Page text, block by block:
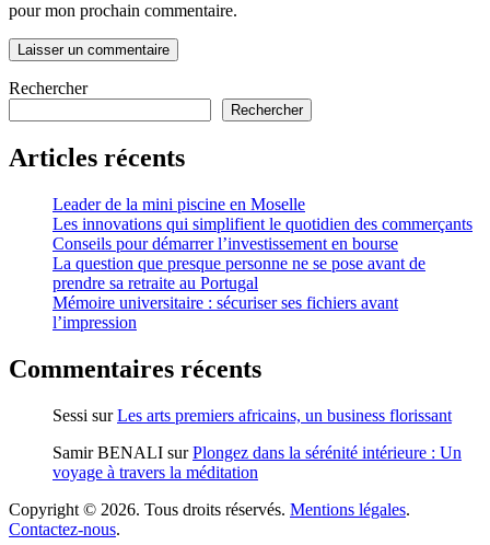
pour mon prochain commentaire.
Rechercher
Rechercher
Articles récents
Leader de la mini piscine en Moselle
Les innovations qui simplifient le quotidien des commerçants
Conseils pour démarrer l’investissement en bourse
La question que presque personne ne se pose avant de
prendre sa retraite au Portugal
Mémoire universitaire : sécuriser ses fichiers avant
l’impression
Commentaires récents
Sessi surLes arts premiers africains, un business florissant
Samir BENALI surPlongez dans la sérénité intérieure : Un
voyage à travers la méditation
Copyright © 2026. Tous droits réservés. Mentions légales.
Contactez-nous.